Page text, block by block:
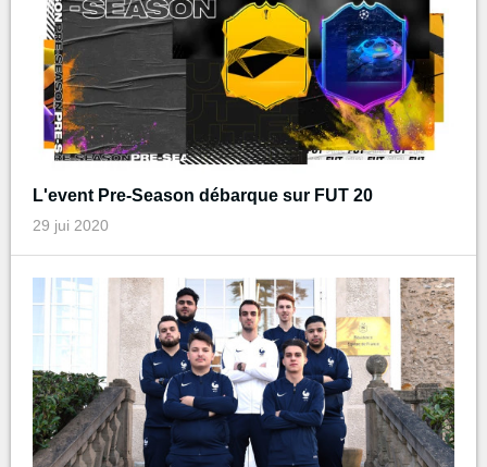
L'event Pre-Season débarque sur FUT 20
29 jui 2020